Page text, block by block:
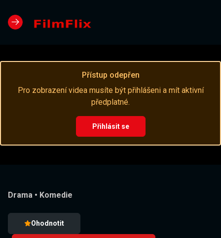
Přístup odepřen
Pro zobrazení videa musíte být přihlášeni a mít aktivní
předplatné.
Přihlásit se
Drama • Komedie
Ohodnotit